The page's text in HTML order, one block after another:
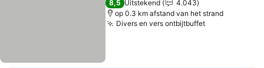
8,5 Uitstekend
4.043
op 0.3 km afstand van het strand
Divers en vers ontbijtbuffetPrijzen